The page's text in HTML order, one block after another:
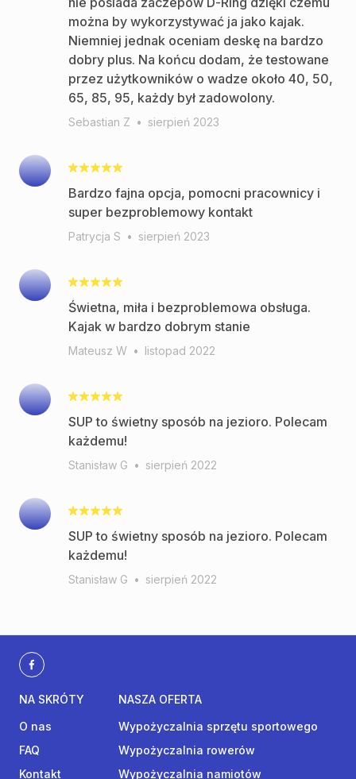
można by wykorzystywać ja jako kajak.
Niemniej jednak oceniam deskę na bardzo
dobry plus. Na końcu dodam, że testowane
przez użytkowników o wadze około 40, 50,
65, 85, 95, każdy był zadowolony.
Sebastian Z • sierpień 2023
Bardzo fajna opcja, pomocni pracownicy i
super bezproblemowy kontakt
Patrycja S • sierpień 2023
Świetna, miła i bezproblemowa obsługa.
Kajak w bardzo dobrym stanie
Mateusz W • listopad 2022
SUP to świetny sposób na jezioro. Polecam
każdemu!
Stanisław G • sierpień 2022
SUP to świetny sposób na jezioro. Polecam
każdemu!
Stanisław G • sierpień 2022
NA SKRÓTY
O nas
FAQ
Kontakt
NASZA OFERTA
Wypożyczalnia sprzętu sportowego
Wypożyczalnia rowerów
Wypożyczalnia namiotów